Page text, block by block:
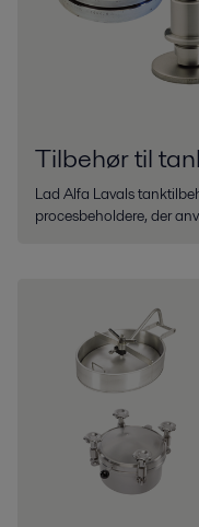
Tilbehør til
Lad Alfa Lavals
procesbeholdere, der